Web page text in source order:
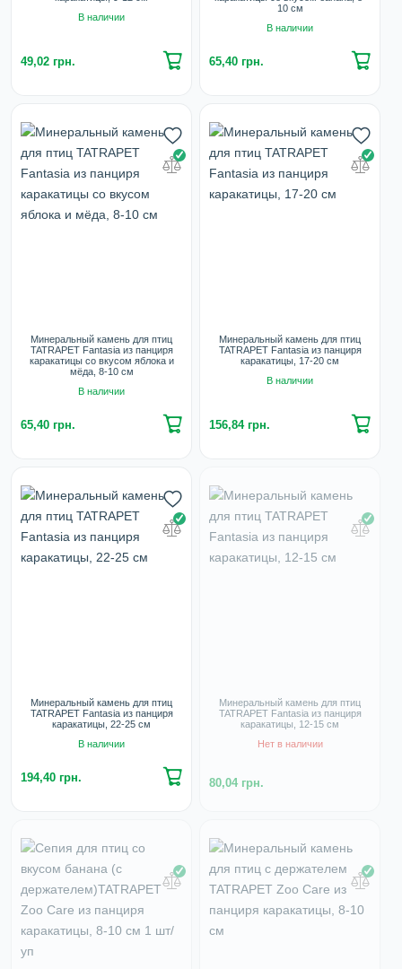
В наличии
49,02 грн.
10 см
В наличии
65,40 грн.
Минеральный камень для птиц
TATRAPET Fantasia из панциря
каракатицы со вкусом яблока и
мёда, 8-10 см
В наличии
65,40 грн.
Минеральный камень для птиц
TATRAPET Fantasia из панциря
каракатицы, 17-20 см
В наличии
156,84 грн.
Минеральный камень для птиц
TATRAPET Fantasia из панциря
каракатицы, 22-25 см
В наличии
194,40 грн.
Минеральный камень для птиц
TATRAPET Fantasia из панциря
каракатицы, 12-15 см
Нет в наличии
80,04 грн.